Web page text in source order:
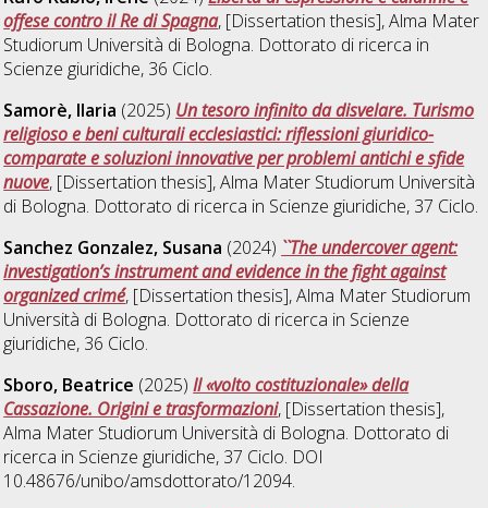
offese contro il Re di Spagna, [Dissertation thesis], Alma Mater
Studiorum Università di Bologna. Dottorato di ricerca in
Scienze giuridiche, 36 Ciclo.
Samorè, Ilaria (2025) Un tesoro infinito da disvelare. Turismo
religioso e beni culturali ecclesiastici: riflessioni giuridico-
comparate e soluzioni innovative per problemi antichi e sfide
nuove, [Dissertation thesis], Alma Mater Studiorum Università
di Bologna. Dottorato di ricerca in Scienze giuridiche, 37 Ciclo.
Sanchez Gonzalez, Susana (2024) ``The undercover agent:
investigation’s instrument and evidence in the fight against
organized crime´´, [Dissertation thesis], Alma Mater Studiorum
Università di Bologna. Dottorato di ricerca in Scienze
giuridiche, 36 Ciclo.
Sboro, Beatrice (2025)Il «volto costituzionale» della
Cassazione. Origini e trasformazioni, [Dissertation thesis],
Alma Mater Studiorum Università di Bologna. Dottorato di
ricerca in Scienze giuridiche, 37 Ciclo. DOI
10.48676/unibo/amsdottorato/12094.